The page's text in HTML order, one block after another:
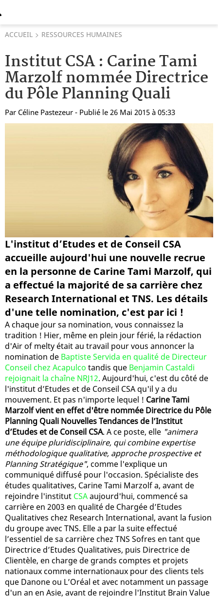
ACCUEIL RESSOURCES HUMAINES
Institut CSA : Carine Tami
Marzolf nommée Directrice
du Pôle Planning Quali
Par Céline Pastezeur - Publié le 26 Mai 2015 à 05:33
L'institut d’Etudes et de Conseil CSA
accueille aujourd'hui une nouvelle recrue
en la personne de Carine Tami Marzolf, qui
a effectué la majorité de sa carrière chez
Research International et TNS. Les détails
d'une telle nomination, c'est par ici !
A chaque jour sa nomination, vous connaissez la
tradition ! Hier, même en plein jour férié, la rédaction
d'Air of melty était au travail pour vous annoncer la
nomination de Baptiste Servida en qualité de Directeur
Conseil chez Acapulco tandis que Benjamin Castaldi
rejoignait la chaîne NRJ12. Aujourd'hui, c'est du côté de
l'institut d’Etudes et de Conseil CSA qu'il y a du
mouvement. Et pas n'importe lequel ! Carine Tami
Marzolf vient en effet d'être nommée Directrice du Pôle
Planning Quali Nouvelles Tendances de l’Institut
d’Etudes et de Conseil CSA. A ce poste, elle "animera
une équipe pluridisciplinaire, qui combine expertise
méthodologique qualitative, approche prospective et
Planning Stratégique", comme l'explique un
communiqué diffusé pour l'occasion. Spécialiste des
études qualitatives, Carine Tami Marzolf a, avant de
rejoindre l'institut CSAaujourd'hui, commencé sa
carrière en 2003 en qualité de Chargée d’Etudes
Qualitatives chez Research International, avant la fusion
du groupe avec TNS. Elle a par la suite effectué
l’essentiel de sa carrière chez TNS Sofres en tant que
Directrice d’Etudes Qualitatives, puis Directrice de
Clientèle, en charge de grands comptes et projets
nationaux comme internationaux pour des clients tels
que Danone ou L’Oréal et avec notamment un passage
d'un an en Asie, avant de rejoindre l'Institut Brain Value